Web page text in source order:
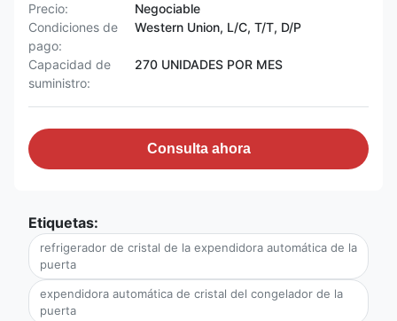
Precio:
Negociable
Condiciones de
pago:
Western Union, L/C, T/T, D/P
Capacidad de
suministro:
270 UNIDADES POR MES
Consulta ahora
Etiquetas:
refrigerador de cristal de la expendidora automática de la
puerta
expendidora automática de cristal del congelador de la
puerta